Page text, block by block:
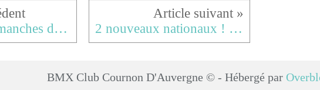
Résultats des manches de Coupe d'Europe à La Chapelle Saint-Mesmin, 6 finales et 4 podiums ! 2 nouveaux nationaux ! Gabin et Mathis
BMX Club Cournon D'Auvergne © - Hébergé par